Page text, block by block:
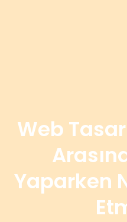
Web
Yaparken